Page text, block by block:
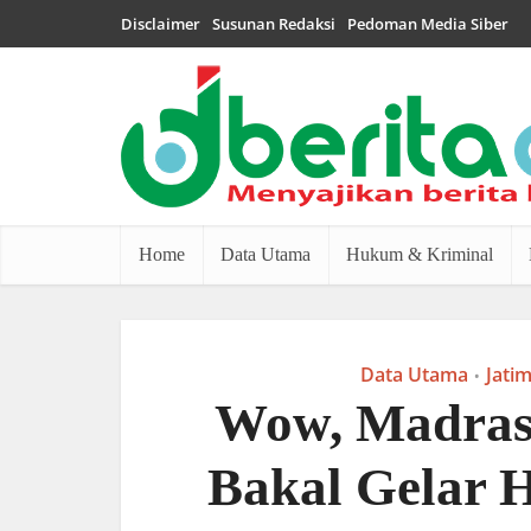
Disclaimer Susunan Redaksi Pedoman Media Siber
Home Data Utama Hukum & Kriminal
Data Utama • Jatim
Wow,
Bakal Gelar